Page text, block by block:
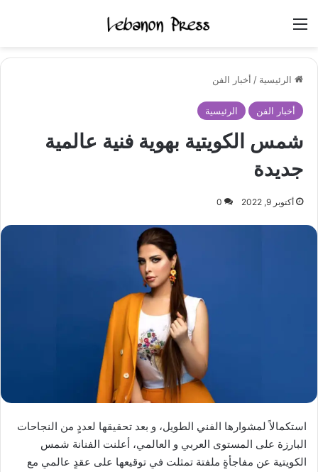
الرئيسية / أخبار الفن
أخبار الفن الرئيسية
شمس الكويتية بهوية فنية عالمية
جديدة
أكتوبر 9, 2022 0
استكمالاً لمشوارها الفني الطويل، و بعد تحقيقها لعددٍ من النجاحات
البارزة على المستوى العربي و العالمي، أعلنت الفنانة شمس
الكويتية عن مفاجأةٍ ملفتة تمثلت في توقيعها على عقدٍ عالمي مع